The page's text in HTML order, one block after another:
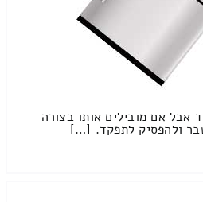
אבל אם מובילים אותו בצורה
ולהפסיק לתפקד. […]